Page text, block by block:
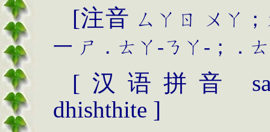
[注音 ㄙㄚㄖ
ㄨㄚ
一 ㄕ．ㄊㄚ -ㄋㄚ - ；．
[ 汉语拼音
dhishthite ]